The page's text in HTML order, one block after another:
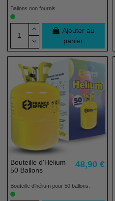
Ballons non fournis.
Ajouter au
panier
Bouteille d'Hélium
50 Ballons
48,90 €
Bouteille d'hélium pour 50 ballons.